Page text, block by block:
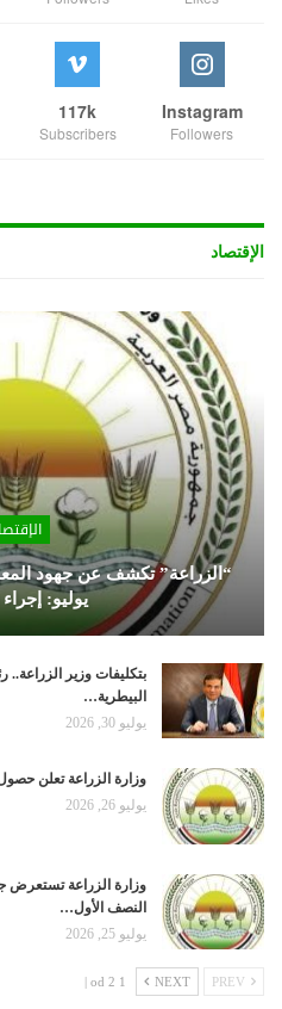
Instagram
Followers
117k
Subscribers
الإقتصاد
“الزراعة” تكشف عن جهود
يوليو: إجراء 3723…
بتكليفات وزير الزراعة..
البيطرية…
يوليو 30, 2026
وزارة الزراعة تعلن
يوليو 26, 2026
وزارة الزراعة تستعرض
النصف الأول…
يوليو 25, 2026
NEXT
1 od 2 |